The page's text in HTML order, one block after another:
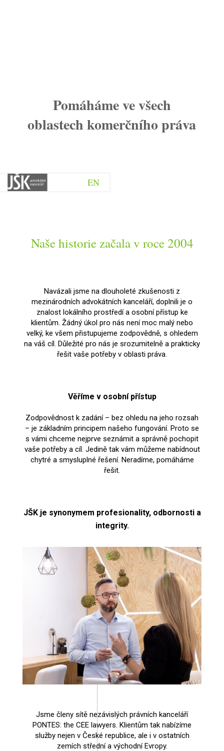
Pomáháme ve všech
oblastech komerčního práva
EN
Naše historie začala v roce 2004
Navázali jsme na dlouholeté zkušenosti z
mezinárodních advokátních kanceláří, doplnili je o
znalost lokálního prostředí a osobní přístup ke
klientům. Žádný úkol pro nás není moc malý nebo
velký, ke všem přistupujeme zodpovědně, s ohledem
na váš cíl. Důležité pro nás je srozumitelně a prakticky
řešit vaše potřeby v oblasti práva.
Věříme v osobní přístup
Zodpovědnost k zadání – bez ohledu na jeho rozsah
– je základním principem našeho fungování. Proto se
s vámi chceme nejprve seznámit a správně pochopit
vaše potřeby a cíl. Jedině tak vám můžeme nabídnout
chytré a smysluplné řešení. Neradíme, pomáháme
řešit.
JŠK je synonymem profesionality, odbornosti a
integrity.
Jsme členy sítě nezávislých právních kanceláří
PONTES: the CEE lawyers. Klientům tak nabízíme
služby nejen v České republice, ale i v ostatních
zemích střední a východní Evropy.